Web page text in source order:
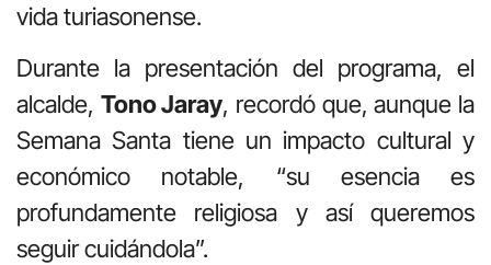
vida turiasonense.
Durante la presentación del programa, el
alcalde, Tono Jaray, recordó que, aunque la
Semana Santa tiene un impacto cultural y
económico notable, “su esencia es
profundamente religiosa y así queremos
seguir cuidándola”.